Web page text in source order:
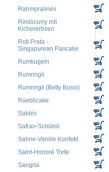
Rahmpralinés
Rindscurry mit
Kichererbsen
Roti Prata -
Singapurean Pancake
Rumkugeln
Rumringli
Rumringli (Betty Bossi)
Rüeblicake
Sablés
Safran-Schümli
Sahne-Vanille Konfekt
Saint-Honoré Torte
Sangria